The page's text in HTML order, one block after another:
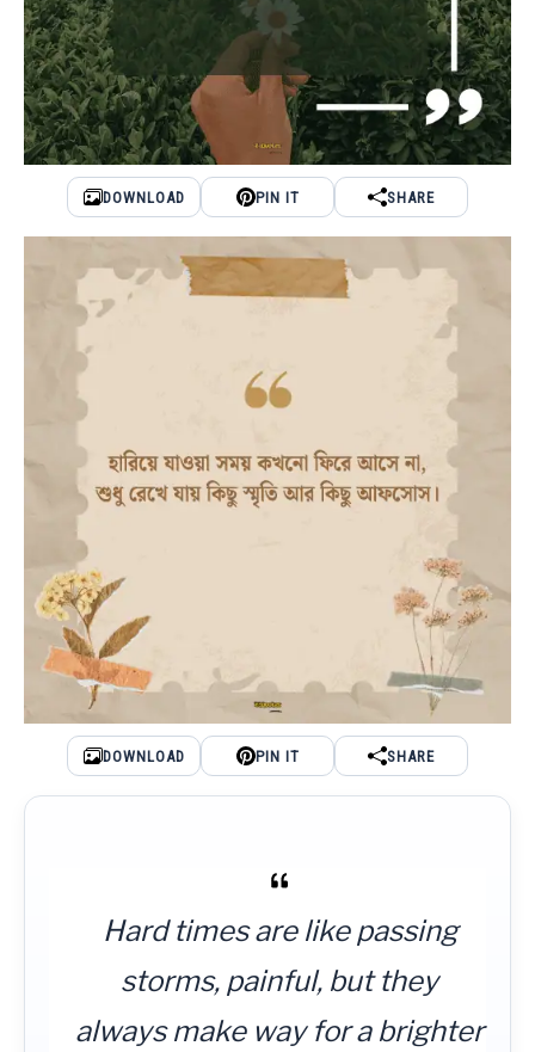
DOWNLOAD PIN IT SHARE
DOWNLOAD PIN IT SHARE
Hard times are like passing
storms, painful, but they
always make way for a brighter